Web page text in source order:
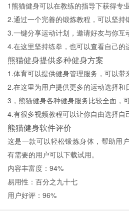
1熊猫健身可以在教练的指导下获得专
2.通过一个完善的锻炼教程，可以坚持
3.一键分享运动计划，邀请好友与你互
4.在这里坚持练拳，也可以查看自己的
熊猫健身提供多种健身方案
1.体育可以提供健身管理服务，可以带
2.在这里为用户提供更多的运动选择和
3，熊猫健身各种健身服务比较全面，
4.有很多视频教程可以让你自由选择自
熊猫健身软件评价
这是一款可以轻松锻炼身体，帮助用
有需要的用户可以下载试用。
内容丰富度：94%
易用性：百分之九十七
用户好评：96%